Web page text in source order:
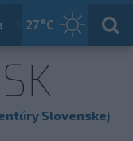
27°C
Slovensko
Slovenskej